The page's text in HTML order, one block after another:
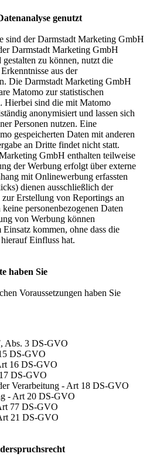
genutzt
sind der Darmstadt Marketing GmbH
Darmstadt Marketing GmbH
zu können, nutzt die
aus der
Die Darmstadt Marketing GmbH
Matomo zur statistischen
Hierbei sind die mit Matomo
anonymisiert und lassen sich
Personen nutzen. Eine
gespeicherten Daten mit anderen
an Dritte findet nicht statt.
GmbH enthalten teilweise
der Werbung erfolgt über externe
mit Onlinewerbung erfassten
dienen ausschließlich der
Erstellung von Reportings an
personenbezogenen Daten
von Werbung können
kommen, ohne dass die
Einfluss hat.
haben Sie
Voraussetzungen haben Sie
Abs. 3 DS-GVO
DS-GVO
16 DS-GVO
DS-GVO
Verarbeitung - Art 18 DS-GVO
- Art 20 DS-GVO
77 DS-GVO
21 DS-GVO